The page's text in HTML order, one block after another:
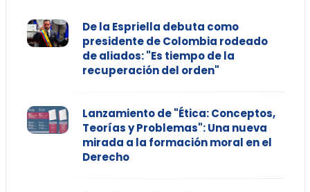
De la Espriella debuta como
presidente de Colombia rodeado
de aliados: "Es tiempo de la
recuperación del orden"
Lanzamiento de "Ética: Conceptos,
Teorías y Problemas": Una nueva
mirada a la formación moral en el
Derecho